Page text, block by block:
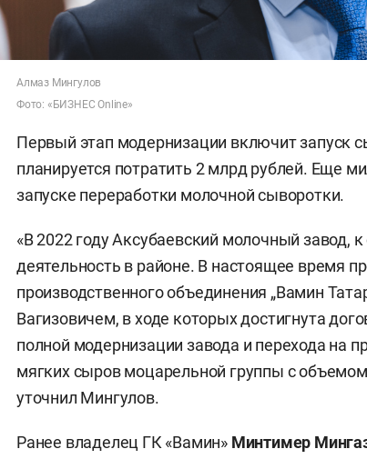
Алмаз Мингулов
Фото: «БИЗНЕС Online»
Первый этап модернизации включит запуск
планируется потратить 2 млрд рублей. Еще
запуске переработки молочной сыворотки.
«В 2022 году Аксубаевский молочный завод,
деятельность в районе. В настоящее время
производственного объединения „Вамин
Вагизовичем, в ходе которых достигнута
полной модернизации завода и перехода на
мягких сыров моцарельной группы с
уточнил Мингулов.
Ранее владелец ГК «Вамин» Минтимер